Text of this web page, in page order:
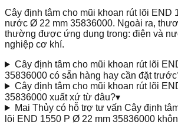
Cây định tâm cho mũi khoan rút lõi END
nước Ø 22 mm 35836000. Ngoài ra,
thường được ứng dụng trong: điện và
nghiệp cơ khí.
Cây định tâm cho mũi khoan rút lõi
35836000 có sẵn hàng hay cần đặt
Cây định tâm cho mũi khoan rút lõi
35836000 xuất xứ từ đâu?▾
Mai Thủy có hỗ trợ tư vấn Cây định
lõi END 1550 P Ø 22 mm 35836000